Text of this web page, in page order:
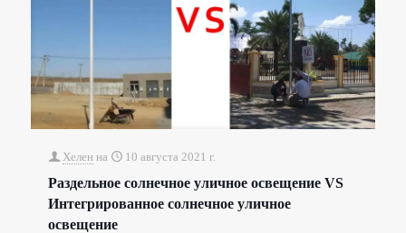
Хелен на 10 августа 2021 г.
Раздельное солнечное уличное освещение VS
Интегрированное солнечное уличное
освещение